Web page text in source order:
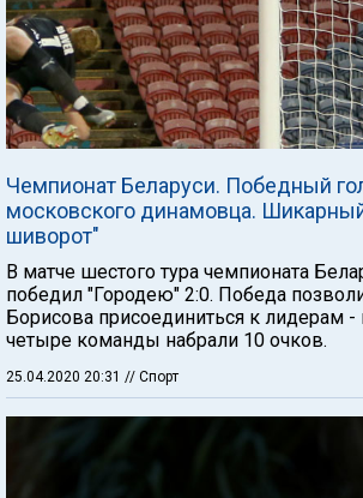
Чемпионат Беларуси. Победный
московского динамовца.
шиворот"
В матче шестого тура чемпионата
победил "Городею" 2:0. Победа
Борисова присоединиться к лидерам
четыре команды набрали 10 очков.
25.04.2020 20:31 // Спорт